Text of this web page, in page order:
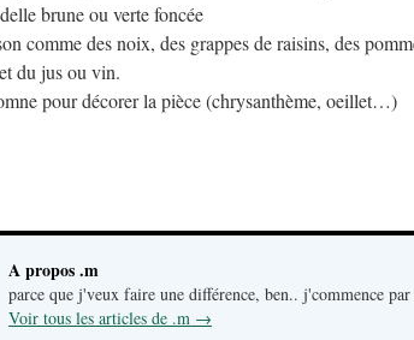
brune ou verte foncée
comme des noix, des grappes de raisins, des
du jus ou vin.
pour décorer la pièce (chrysanthème, oeillet…)
A propos .m
parce que j'veux faire une différence, ben.. j'commence
Voir tous les articles de .m →